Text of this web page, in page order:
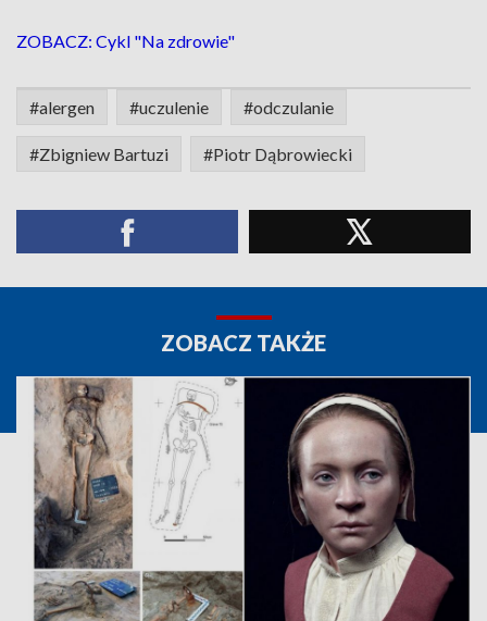
ZOBACZ: Cykl "Na zdrowie"
#alergen #uczulenie #odczulanie
#Zbigniew Bartuzi #Piotr Dąbrowiecki
ZOBACZ TAKŻE